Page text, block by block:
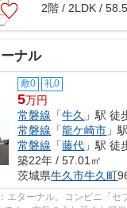
2階 / 2LDK /
ナル
敷0 礼0
5万円
常磐線 「牛久 」駅 徒
常磐線 「龍ケ崎市 」
常磐線 「藤代 」駅 徒
築22年 / 57.01㎡
茨城県牛久市牛久町
エターナル。コンビニ「セ